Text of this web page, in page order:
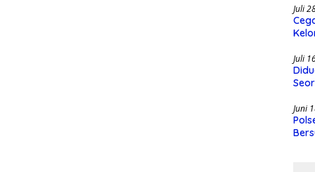
Juli
Juli
Juni